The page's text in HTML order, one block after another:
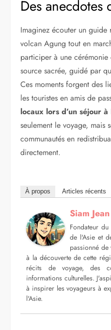
Des
Imaginez écouter un
volcan Agung tout en
participer à une
source sacrée, guidé par
Ces moments forgent des
les touristes en amis de
locaux lors d’un séjour à
seulement le voyage, mais
communautés en
directement.
À propos Articles récents
Siam Jean
Fondateur
de l'Asie et
passionné
à la découverte de cette
récits de voyage, des
informations culturelles.
à inspirer les voyageurs à
l'Asie.